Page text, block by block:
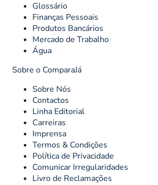
Glossário
Finanças Pessoais
Produtos Bancários
Mercado de Trabalho
Água
Sobre o ComparaJá
Sobre Nós
Contactos
Linha Editorial
Carreiras
Imprensa
Termos & Condições
Política de Privacidade
Comunicar Irregularidades
Livro de Reclamações